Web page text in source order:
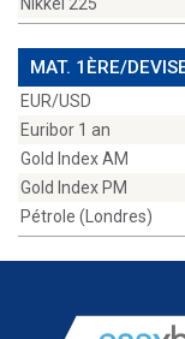
MAT. 1ÈRE/
EUR/USD
Euribor 1 an
Gold Index AM
Gold Index PM
Pétrole (Londres)